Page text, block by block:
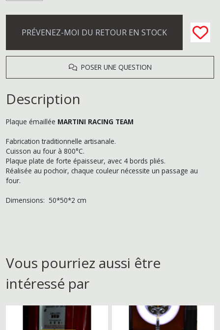
PRÉVENEZ-MOI DU RETOUR EN STOCK
POSER UNE QUESTION
Description
Plaque émaillée MARTINI RACING TEAM
Fabrication traditionnelle artisanale.
Cuisson au four à 800°C.
Plaque plate de forte épaisseur, avec 4 bords pliés.
Réalisée au pochoir, chaque couleur nécessite un passage au
four.
Dimensions: 50*50*2 cm
Vous pourriez aussi être
intéressé par